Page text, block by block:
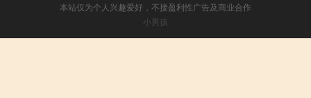
本站仅为个人兴趣爱好，不接盈利性广告及商业合作
小男孩